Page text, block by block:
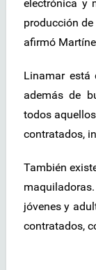
electrónica y
producción
afirmó
Linamar está
además de
todos
contratados,
También
jóvenes y
contratados,